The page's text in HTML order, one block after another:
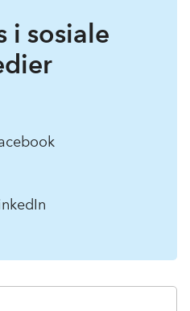
i sosiale